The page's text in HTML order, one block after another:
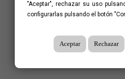
"Aceptar", rechazar su uso
configurarlas pulsando el botón
Aceptar Rechazar